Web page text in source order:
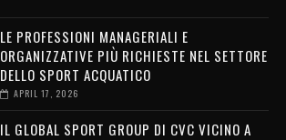
LE PROFESSIONI MANAGERIALI E
ORGANIZZATIVE PIÙ RICHIESTE NEL SETTORE
DELLO SPORT ACQUATICO
APRIL 17, 2026
IL GLOBAL SPORT GROUP DI CVC VICINO A